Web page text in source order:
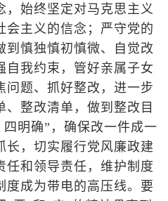
，始终坚定对马克思主义
会主义的信念；严守党的
到慎独慎初慎微、自觉改
自我约束，管好亲属子女
问题、抓好整改，进一步
整改清单，做到整改目
明确”，确保改一件成一
长，切实履行党风廉政建
任和领导责任，维护制度
度成为带电的高压线。要